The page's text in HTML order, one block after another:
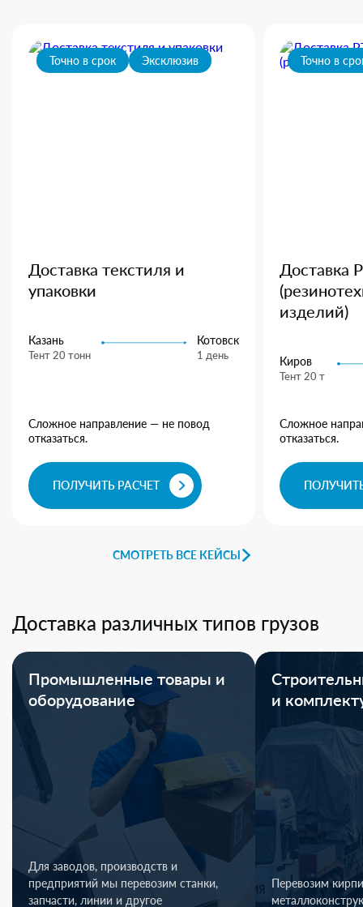
СМОТРЕТЬ ВСЕ КЕЙСЫ
Точно в срок Эксклюзив
Доставка текстиля и
упаковки
Казань
Тент 20 тонн
Котовск
1 день
Сложное направление — не повод
отказаться.
ПОЛУЧИТЬ РАСЧЕТ
Точно в
Доставка
изделий)
Киров
Тент 20 т
Сложное
отказаться.
Доставка различных типов грузов
Промышленные товары и
оборудование
Для заводов, производств и
предприятий мы перевозим станки,
запчасти, линии и другое
и
Перевозим